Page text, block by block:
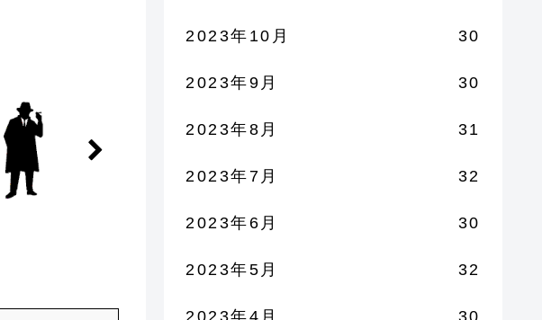
2023年10月 30
2023年9月 30
2023年8月 31
2023年7月 32
2023年6月 30
2023年5月 32